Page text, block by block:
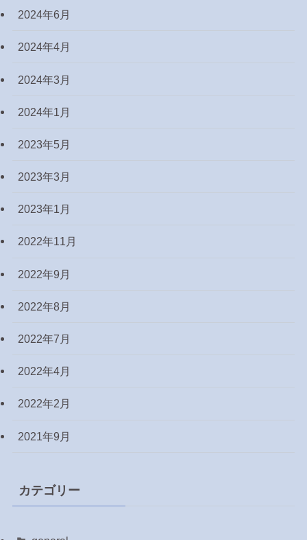
2024年6月
2024年4月
2024年3月
2024年1月
2023年5月
2023年3月
2023年1月
2022年11月
2022年9月
2022年8月
2022年7月
2022年4月
2022年2月
2021年9月
カテゴリー